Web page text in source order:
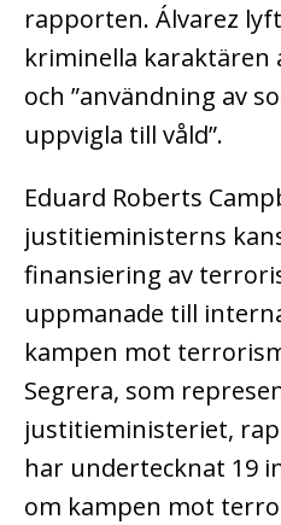
rapporten. Álvarez
kriminella karaktären
och ”användning av
uppvigla till våld”.
Eduard Roberts
justitieministerns
finansiering av
uppmanade till
kampen mot
Segrera, som
justitieministeriet,
har undertecknat 19
om kampen mot